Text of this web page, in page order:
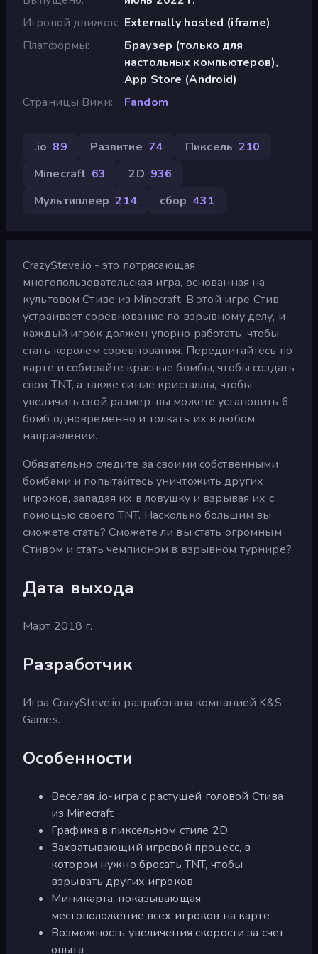
Игровой движок Externally hosted (iframe)
Платформы
Браузер (только для
настольных компьютеров),
App Store (Android)
Страницы Вики
Fandom
.io 89 Развитие 74 Пиксель 210
Minecraft 63 2D 936
Мультиплеер 214 сбор 431
CrazySteve.io - это потрясающая
многопользовательская игра, основанная на
культовом Стиве из Minecraft. В этой игре Стив
устраивает соревнование по взрывному делу, и
каждый игрок должен упорно работать, чтобы
стать королем соревнования. Передвигайтесь по
карте и собирайте красные бомбы, чтобы создать
свои TNT, а также синие кристаллы, чтобы
увеличить свой размер-вы можете установить 6
бомб одновременно и толкать их в любом
направлении.
Обязательно следите за своими собственными
бомбами и попытайтесь уничтожить других
игроков, западая их в ловушку и взрывая их с
помощью своего TNT. Насколько большим вы
сможете стать? Сможете ли вы стать огромным
Стивом и стать чемпионом в взрывном турнире?
Дата выхода
Март 2018 г.
Разработчик
Игра CrazySteve.io разработана компанией K&S
Games.
Особенности
Веселая .io-игра с растущей головой Стива
из Minecraft
Графика в пиксельном стиле 2D
Захватывающий игровой процесс, в
котором нужно бросать TNT, чтобы
взрывать других игроков
Миникарта, показывающая
местоположение всех игроков на карте
Возможность увеличения скорости за счет
опыта